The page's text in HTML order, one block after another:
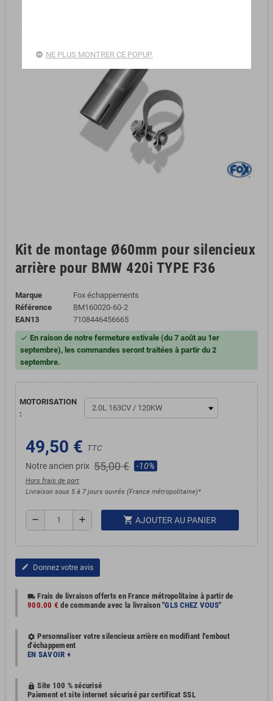
Kit de montage Ø60mm pour silencieux
arrière pour BMW 420i TYPE F36
Marque
Fox échappements
Référence
BM160020-60-2
EAN13
7108446456665
check En raison de notre fermeture estivale (du 7 août au 1er
septembre), les commandes seront traitées à partir du 2
septembre.
MOTORISATION
:
49,50 € TTC
Notre ancien prix 55,00 € -10%
Hors frais de port
Livraison sous 5 à 7 jours ouvrés (France métropolitaine)*
remove add shopping_cart AJOUTER AU PANIER
edit Donnez votre avis
local_shipping Frais de livraison offerts en France métropolitaine à partir de
900.00 € de commande avec la livraison "GLS CHEZ VOUS"
settings Personnaliser votre silencieux arrière en modifiant l'embout
d'échappement
EN SAVOIR +
https Site 100 % sécurisé
Paiement et site internet sécurisé par certificat SSL
NE PLUS MONTRER CE POPUP.